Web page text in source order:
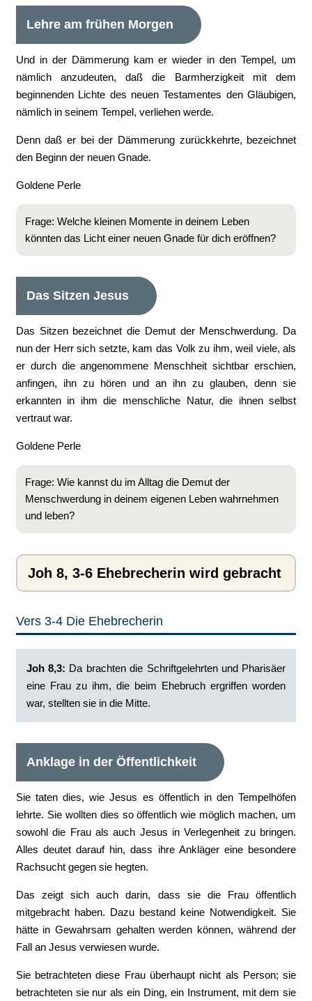
Lehre am frühen Morgen
Und in der Dämmerung kam er wieder in den Tempel, um
nämlich anzudeuten, daß die Barmherzigkeit mit dem
beginnenden Lichte des neuen Testamentes den Gläubigen,
nämlich in seinem Tempel, verliehen werde.
Denn daß er bei der Dämmerung zurückkehrte, bezeichnet
den Beginn der neuen Gnade.
Goldene Perle
Frage: Welche kleinen Momente in deinem Leben
könnten das Licht einer neuen Gnade für dich eröffnen?
Das Sitzen Jesus
Das Sitzen bezeichnet die Demut der Menschwerdung. Da
nun der Herr sich setzte, kam das Volk zu ihm, weil viele, als
er durch die angenommene Menschheit sichtbar erschien,
anfingen, ihn zu hören und an ihn zu glauben, denn sie
erkannten in ihm die menschliche Natur, die ihnen selbst
vertraut war.
Goldene Perle
Frage: Wie kannst du im Alltag die Demut der
Menschwerdung in deinem eigenen Leben wahrnehmen
und leben?
Joh 8, 3-6 Ehebrecherin wird gebracht
Vers 3-4 Die Ehebrecherin
Joh 8,3: ‭ Da brachten die Schriftgelehrten und Pharisäer
eine Frau zu ihm, die beim Ehebruch ergriffen worden
war, stellten sie in die Mitte‭.
Anklage in der Öffentlichkeit
Sie taten dies, wie Jesus es öffentlich in den Tempelhöfen
lehrte. Sie wollten dies so öffentlich wie möglich machen, um
sowohl die Frau als auch Jesus in Verlegenheit zu bringen.
Alles deutet darauf hin, dass ihre Ankläger eine besondere
Rachsucht gegen sie hegten.
Das zeigt sich auch darin, dass sie die Frau öffentlich
mitgebracht haben. Dazu bestand keine Notwendigkeit. Sie
hätte in Gewahrsam gehalten werden können, während der
Fall an Jesus verwiesen wurde.
Sie betrachteten diese Frau überhaupt nicht als Person; sie
betrachteten sie nur als ein Ding, ein Instrument, mit dem sie